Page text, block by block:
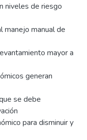
niveles de riesgo
manejo manual de
mayor a
generan
se debe
para disminuir y